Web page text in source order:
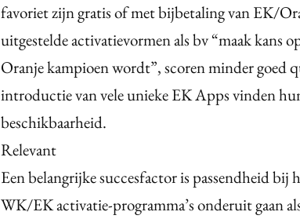
favoriet zijn gratis of met bijbetaling van EK/
uitgestelde activatievormen als bv “maak kans
Oranje kampioen wordt”, scoren minder goed
introductie van vele unieke EK Apps vinden
beschikbaarheid.
Relevant
Een belangrijke succesfactor is passendheid bij
WK/EK activatie-programma’s onderuit gaan